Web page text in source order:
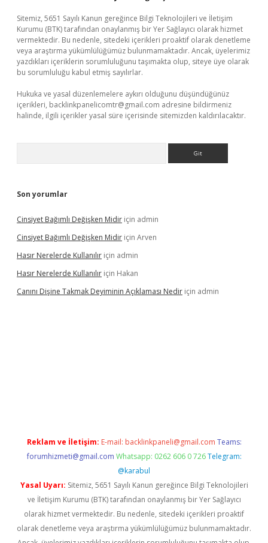
Sitemiz, 5651 Sayılı Kanun gereğince Bilgi Teknolojileri ve İletişim
Kurumu (BTK) tarafından onaylanmış bir Yer Sağlayıcı olarak hizmet
vermektedir. Bu nedenle, sitedeki içerikleri proaktif olarak denetleme
veya araştırma yükümlülüğümüz bulunmamaktadır. Ancak, üyelerimiz
yazdıkları içeriklerin sorumluluğunu taşımakta olup, siteye üye olarak
bu sorumluluğu kabul etmiş sayılırlar.
Hukuka ve yasal düzenlemelere aykırı olduğunu düşündüğünüz
içerikleri, backlinkpanelicomtr@gmail.com adresine bildirmeniz
halinde, ilgili içerikler yasal süre içerisinde sitemizden kaldırılacaktır.
Son yorumlar
Cinsiyet Bağımlı Değişken Midir için admin
Cinsiyet Bağımlı Değişken Midir için Arven
Hasır Nerelerde Kullanılır için admin
Hasır Nerelerde Kullanılır için Hakan
Canını Dişine Takmak Deyiminin Açıklaması Nedir için admin
Reklam ve İletişim: E-mail: backlinkpaneli@gmail.com Teams:
forumhizmeti@gmail.com Whatsapp: 0262 606 0 726 Telegram:
@karabul
Yasal Uyarı: Sitemiz, 5651 Sayılı Kanun gereğince Bilgi Teknolojileri
ve İletişim Kurumu (BTK) tarafından onaylanmış bir Yer Sağlayıcı
olarak hizmet vermektedir. Bu nedenle, sitedeki içerikleri proaktif
olarak denetleme veya araştırma yükümlülüğümüz bulunmamaktadır.